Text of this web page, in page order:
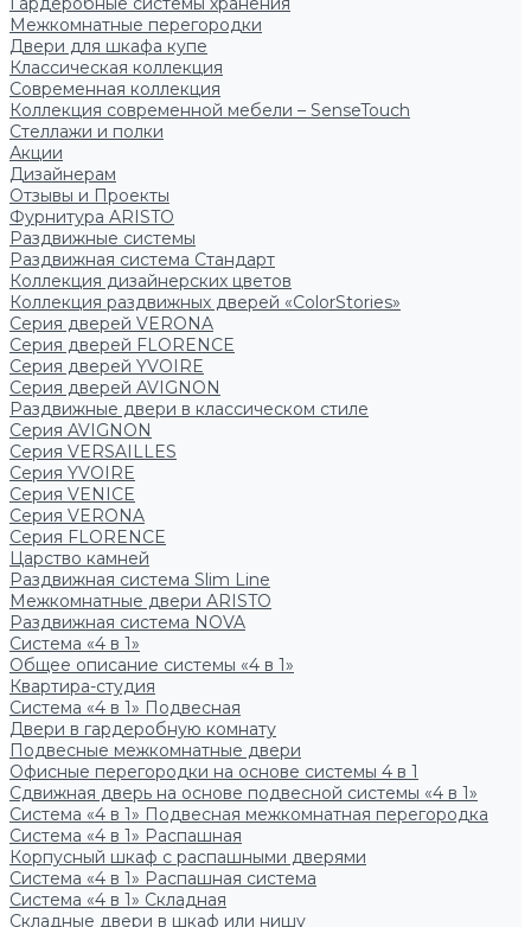
Межкомнатные перегородки
Двери для шкафа купе
Классическая коллекция
Современная коллекция
Коллекция современной мебели – SenseTouch
Стеллажи и полки
Акции
Дизайнерам
Отзывы и Проекты
Фурнитура ARISTO
Раздвижные системы
Раздвижная система Стандарт
Коллекция дизайнерских цветов
Коллекция раздвижных дверей «ColorStories»
Серия дверей VERONA
Серия дверей FLORENCE
Серия дверей YVOIRE
Серия дверей AVIGNON
Раздвижные двери в классическом стиле
Серия AVIGNON
Серия VERSAILLES
Серия YVOIRE
Серия VENICE
Серия VERONA
Серия FLORENCE
Царство камней
Раздвижная система Slim Line
Межкомнатные двери ARISTO
Раздвижная система NOVA
Система «4 в 1»
Общее описание системы «4 в 1»
Квартира-студия
Система «4 в 1» Подвесная
Двери в гардеробную комнату
Подвесные межкомнатные двери
Офисные перегородки на основе системы 4 в 1
Сдвижная дверь на основе подвесной системы «4 в 1»
Система «4 в 1» Подвесная межкомнатная перегородка
Система «4 в 1» Распашная
Корпусный шкаф с распашными дверями
Система «4 в 1» Распашная система
Система «4 в 1» Складная
Складные двери в шкаф или нишу